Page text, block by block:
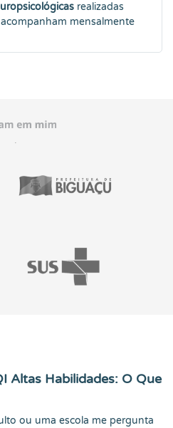
realizadas
mensalmente
Altas Habilidades: O Que
ou uma escola me pergunta